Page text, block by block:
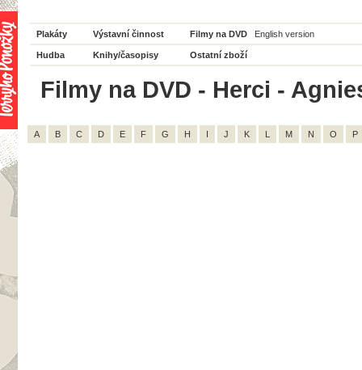
Plakáty Výstavní činnost Filmy na DVD English version
Hudba Knihy/časopisy Ostatní zboží
Filmy na DVD - Herci -
A B C D E F G H I J K L M N O P